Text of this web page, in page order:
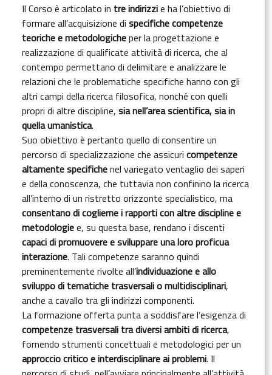
Il Corso è articolato in tre indirizzie ha l’obiettivo di
formare all’acquisizione di specifiche competenze
teoriche e metodologicheper la progettazione e
realizzazione di qualificate attività di ricerca, che al
contempo permettano di delimitare e analizzare le
relazioni che le problematiche specifiche hanno con gli
altri campi della ricerca filosofica, nonché con quelli
propri di altre discipline, sia nell’area scientifica, sia in
quella umanistica.
Suo obiettivo è pertanto quello di consentire un
percorso di specializzazione che assicuri competenze
altamente specifichenel variegato ventaglio dei saperi
e della conoscenza, che tuttavia non confinino la ricerca
all’interno di un ristretto orizzonte specialistico, ma
consentano di coglierne i rapporti con altre discipline e
metodologiee, su questa base, rendano i discenti
capaci di promuovere e sviluppare una loro proficua
interazione. Tali competenze saranno quindi
preminentemente rivolte all’individuazione e allo
sviluppo di tematiche trasversali o multidisciplinari,
anche a cavallo tra gli indirizzi componenti.
La formazione offerta punta a soddisfare l’esigenza di
competenze trasversali tra diversi ambiti di ricerca,
fornendo strumenti concettuali e metodologici per un
approccio critico e interdisciplinare ai problemi. Il